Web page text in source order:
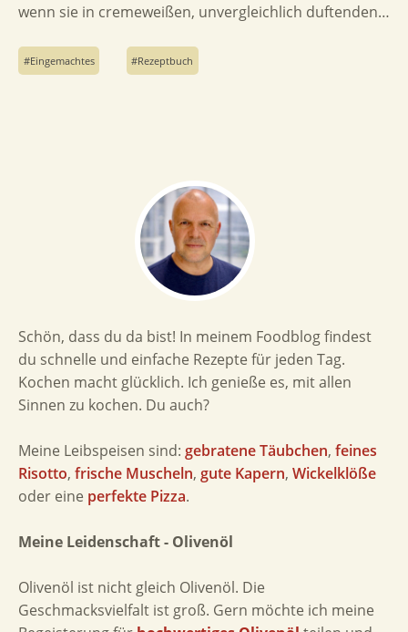
wenn sie in cremeweißen, unvergleichlich duftenden…
Eingemachtes Rezeptbuch
Schön, dass du da bist! In meinem Foodblog findest
du schnelle und einfache Rezepte für jeden Tag.
Kochen macht glücklich. Ich genieße es, mit allen
Sinnen zu kochen. Du auch?
Meine Leibspeisen sind: gebratene Täubchen, feines
Risotto, frische Muscheln, gute Kapern, Wickelklöße
oder eine perfekte Pizza.
Meine Leidenschaft - Olivenöl
Olivenöl ist nicht gleich Olivenöl. Die
Geschmacksvielfalt ist groß. Gern möchte ich meine